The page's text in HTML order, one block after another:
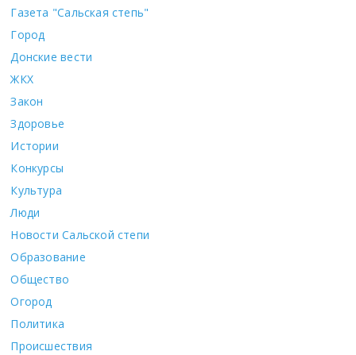
Газета "Сальская степь"
Город
Донские вести
ЖКХ
Закон
Здоровье
Истории
Конкурсы
Культура
Люди
Новости Сальской степи
Образование
Общество
Огород
Политика
Происшествия